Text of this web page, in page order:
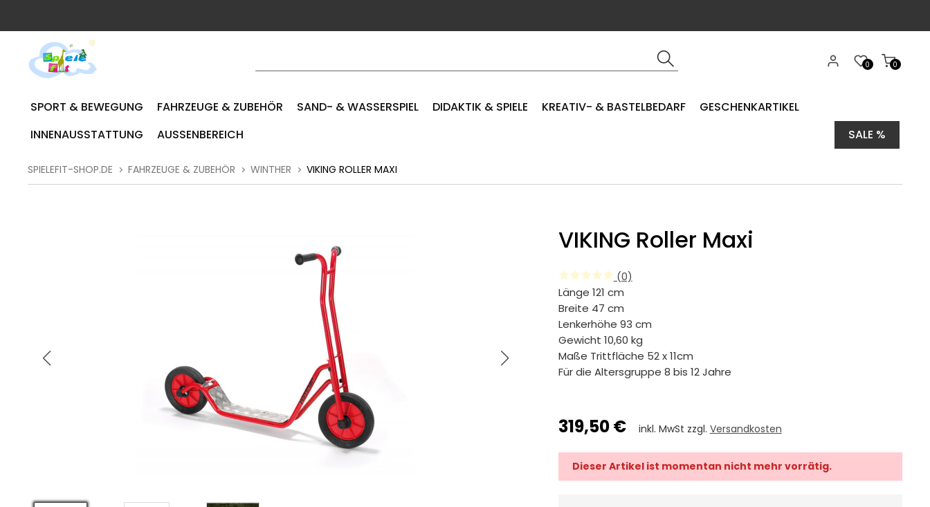
0
0
SPORT & BEWEGUNG FAHRZEUGE & ZUBEHÖR SAND- & WASSERSPIEL DIDAKTIK & SPIELE KREATIV- & BASTELBEDARF
GESCHENKARTIKEL
INNENAUSSTATTUNG
AUSSENBEREICH SALE %
SPIELEFIT-SHOP.DE FAHRZEUGE & ZUBEHÖR WINTHER VIKING ROLLER MAXI
VIKING Roller Maxi
(0)
Länge 121 cm
Breite 47 cm
Lenkerhöhe 93 cm
Gewicht 10,60 kg
Maße Trittfläche 52 x 11cm
Für die Altersgruppe 8 bis 12 Jahre
319,50 € inkl. MwSt zzgl. Versandkosten
Dieser Artikel ist momentan nicht mehr vorrätig.